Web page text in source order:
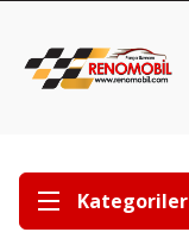
Kategoriler